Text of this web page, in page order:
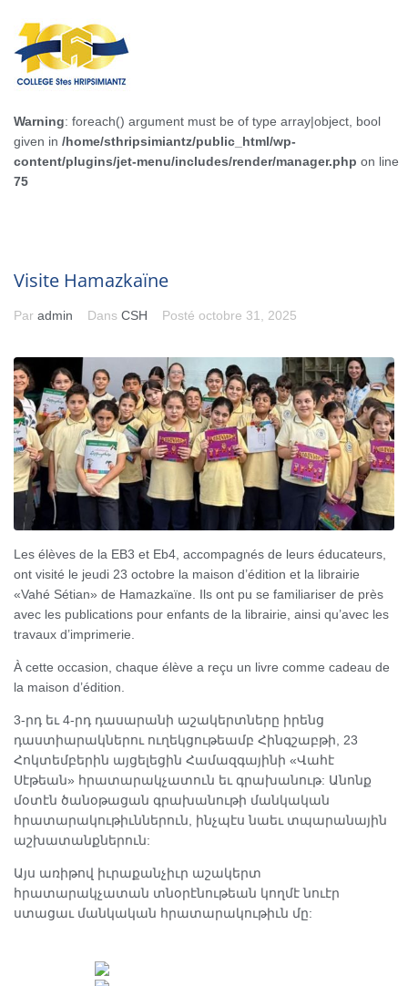
Warning: foreach() argument must be of type array|object, bool
given in /home/sthripsimiantz/public_html/wp-
content/plugins/jet-menu/includes/render/manager.php on line
75
Visite Hamazkaïne
Par admin Dans CSH Posté octobre 31, 2025
Les élèves de la EB3 et Eb4, accompagnés de leurs éducateurs,
ont visité le jeudi 23 octobre la maison d’édition et la librairie
«Vahé Sétian» de Hamazkaïne. Ils ont pu se familiariser de près
avec les publications pour enfants de la librairie, ainsi qu’avec les
travaux d’imprimerie.
À cette occasion, chaque élève a reçu un livre comme cadeau de
la maison d’édition.
3-րդ եւ 4-րդ դասարանի աշակերտները իրենց
դաստիարակներու ուղեկցութեամբ Հինգշաբթի, 23
Հոկտեմբերին այցելեցին Համազգայինի «Վահէ
Սէթեան» հրատարակչատուն եւ գրախանութ: Անոնք
մօտէն ծանօթացան գրախանութի մանկական
հրատարակութիւններուն, ինչպէս նաեւ տպարանային
աշխատանքներուն:
Այս առիթով իւրաքանչիւր աշակերտ
հրատարակչատան տնօրէնութեան կողմէ նուէր
ստացաւ մանկական հրատարակութիւն մը: